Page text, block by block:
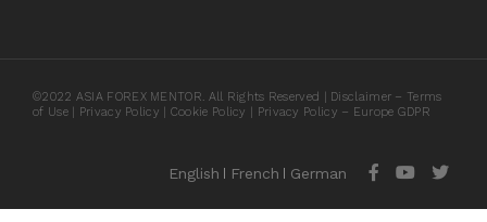
©2022 ASIA FOREX MENTOR. All Rights Reserved | Disclaimer – Terms
of Use| Privacy Policy Cookie Policy Privacy Policy – Europe GDPR
English French German